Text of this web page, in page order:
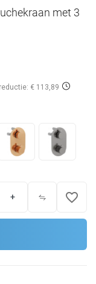
met 3
€ 113,89
+ favorite_border